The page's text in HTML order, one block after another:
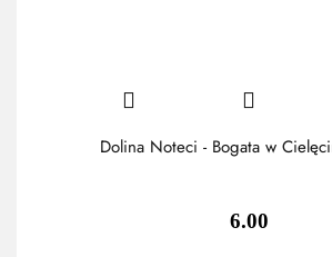
Dolina Noteci - Bogata w
6.00